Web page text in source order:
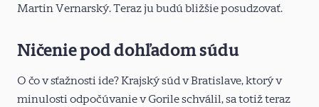
Martin Vernarský. Teraz ju budú bližšie posudzovať.
Ničenie pod dohľadom súdu
O čo v sťažnosti ide? Krajský súd v Bratislave, ktorý v
minulosti odpočúvanie v Gorile schválil, sa totiž teraz